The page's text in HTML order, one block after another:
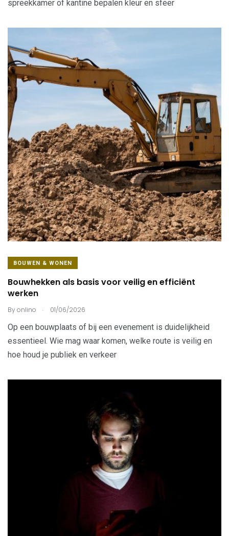
spreekkamer of kantine bepalen kleur en sfeer
BOUWEN & WONEN
Bouwhekken als basis voor veilig en efficiënt
werken
Byonlino . 01/06/2026
Op een bouwplaats of bij een evenement is duidelijkheid
essentieel. Wie mag waar komen, welke route is veilig en
hoe houd je publiek en verkeer